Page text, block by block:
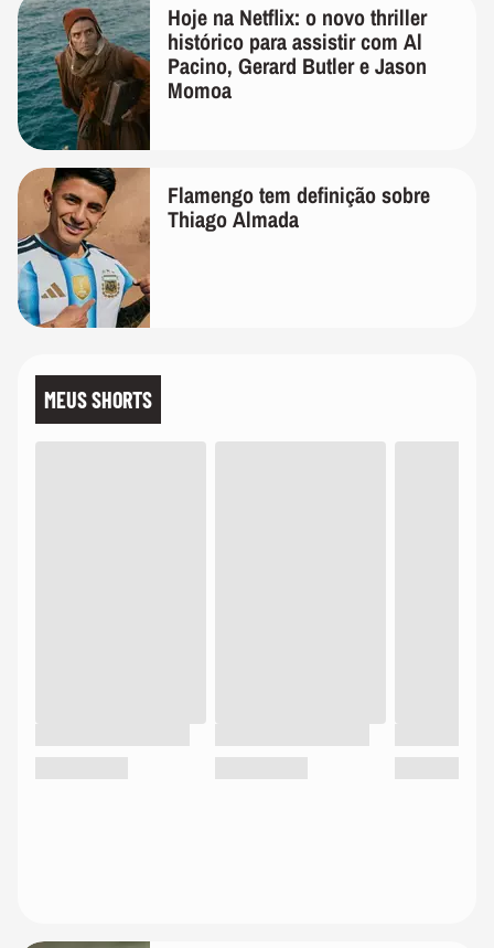
Hoje na Netflix: o novo thriller
histórico para assistir com Al
Pacino, Gerard Butler e Jason
Momoa
Flamengo tem definição sobre
Thiago Almada
MEUS SHORTS